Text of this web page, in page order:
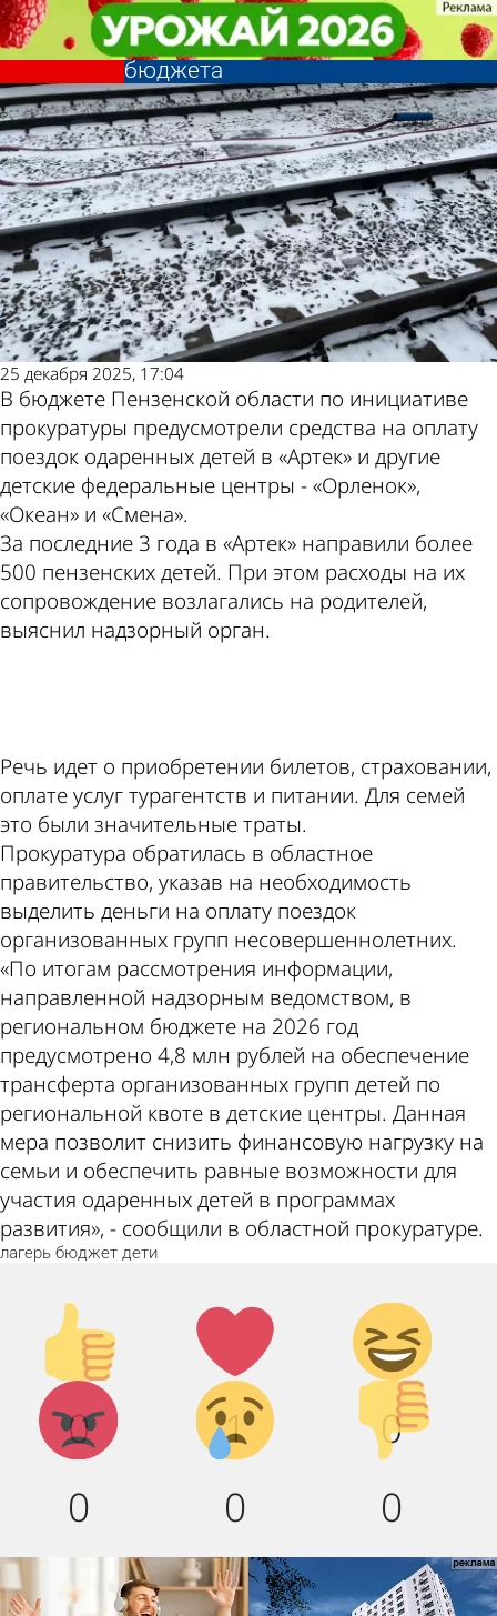
Одаренные дети будут
добираться до «Артека» за счет
бюджета
Общество
25 декабря 2025, 17:04
В бюджете Пензенской области по инициативе
прокуратуры предусмотрели средства на оплату
поездок одаренных детей в «Артек» и другие
детские федеральные центры - «Орленок»,
«Океан» и «Смена».
За последние 3 года в «Артек» направили более
500 пензенских детей. При этом расходы на их
сопровождение возлагались на родителей,
выяснил надзорный орган.
Речь идет о приобретении билетов, страховании,
оплате услуг турагентств и питании. Для семей
это были значительные траты.
Прокуратура обратилась в областное
правительство, указав на необходимость
выделить деньги на оплату поездок
организованных групп несовершеннолетних.
«По итогам рассмотрения информации,
направленной надзорным ведомством, в
региональном бюджете на 2026 год
предусмотрено 4,8 млн рублей на обеспечение
трансферта организованных групп детей по
региональной квоте в детские центры. Данная
мера позволит снизить финансовую нагрузку на
семьи и обеспечить равные возможности для
участия одаренных детей в программах
развития», - сообщили в областной прокуратуре.
лагерь бюджет дети
Палец
вверх!
0
Лайк!
1
Дикий
смех!
0
Агрессия!
0
Грусть :
(
0
Палец
вниз!
0
Одаренные дети будут
добираться до «Артека» за счет
бюджета
Общество
Другие новости по
теме
Погода и курсы
валют в Пензе